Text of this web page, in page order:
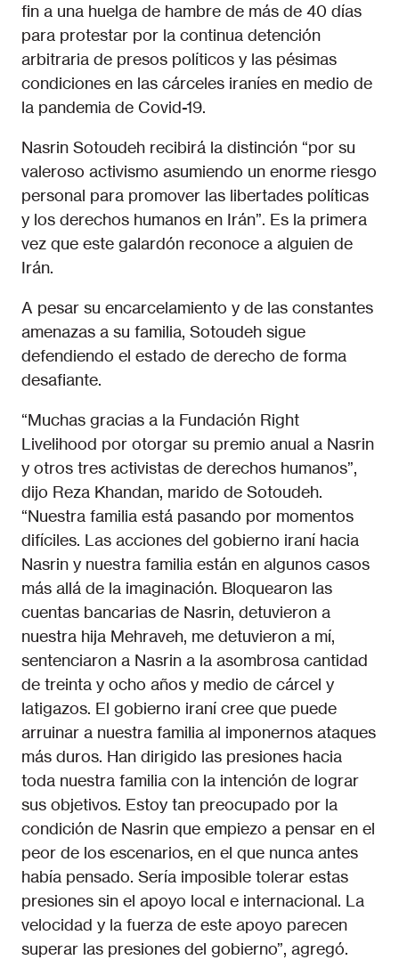
fin a una huelga de hambre de más de 40 días
para protestar por la continua detención
arbitraria de presos políticos y las pésimas
condiciones en las cárceles iraníes en medio de
la pandemia de Covid-19.
Nasrin Sotoudeh recibirá la distinción “por su
valeroso activismo asumiendo un enorme riesgo
personal para promover las libertades políticas
y los derechos humanos en Irán”. Es la primera
vez que este galardón reconoce a alguien de
Irán.
A pesar su encarcelamiento y de las constantes
amenazas a su familia, Sotoudeh sigue
defendiendo el estado de derecho de forma
desafiante.
“Muchas gracias a la Fundación Right
Livelihood por otorgar su premio anual a Nasrin
y otros tres activistas de derechos humanos”,
dijo Reza Khandan, marido de Sotoudeh.
“Nuestra familia está pasando por momentos
difíciles. Las acciones del gobierno iraní hacia
Nasrin y nuestra familia están en algunos casos
más allá de la imaginación. Bloquearon las
cuentas bancarias de Nasrin, detuvieron a
nuestra hija Mehraveh, me detuvieron a mí,
sentenciaron a Nasrin a la asombrosa cantidad
de treinta y ocho años y medio de cárcel y
latigazos. El gobierno iraní cree que puede
arruinar a nuestra familia al imponernos ataques
más duros. Han dirigido las presiones hacia
toda nuestra familia con la intención de lograr
sus objetivos. Estoy tan preocupado por la
condición de Nasrin que empiezo a pensar en el
peor de los escenarios, en el que nunca antes
había pensado. Sería imposible tolerar estas
presiones sin el apoyo local e internacional. La
velocidad y la fuerza de este apoyo parecen
superar las presiones del gobierno”, agregó.